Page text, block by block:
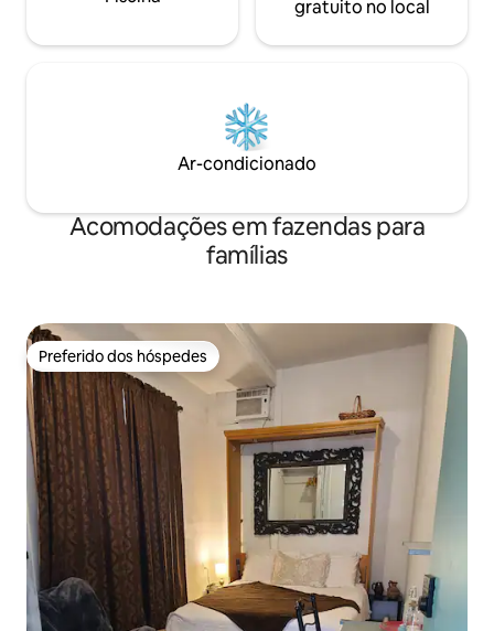
gratuito no local
Ar-condicionado
Acomodações em fazendas para
famílias
Preferido dos hóspedes
Preferido dos hóspedes